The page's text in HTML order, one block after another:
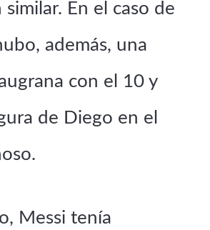
similar. En el caso de
además, una
con el 10 y
de Diego en el
Messi tenía